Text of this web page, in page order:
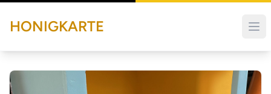
HONIGKARTE